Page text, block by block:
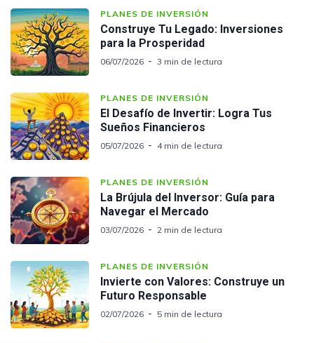
PLANES DE INVERSIÓN
Construye Tu Legado: Inversiones
para la Prosperidad
06/07/2026 3 min de lectura
PLANES DE INVERSIÓN
El Desafío de Invertir: Logra Tus
Sueños Financieros
05/07/2026 4 min de lectura
PLANES DE INVERSIÓN
La Brújula del Inversor: Guía para
Navegar el Mercado
03/07/2026 2 min de lectura
PLANES DE INVERSIÓN
Invierte con Valores: Construye un
Futuro Responsable
02/07/2026 5 min de lectura